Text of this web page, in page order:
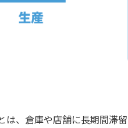
は、倉庫や店舗に長期間滞